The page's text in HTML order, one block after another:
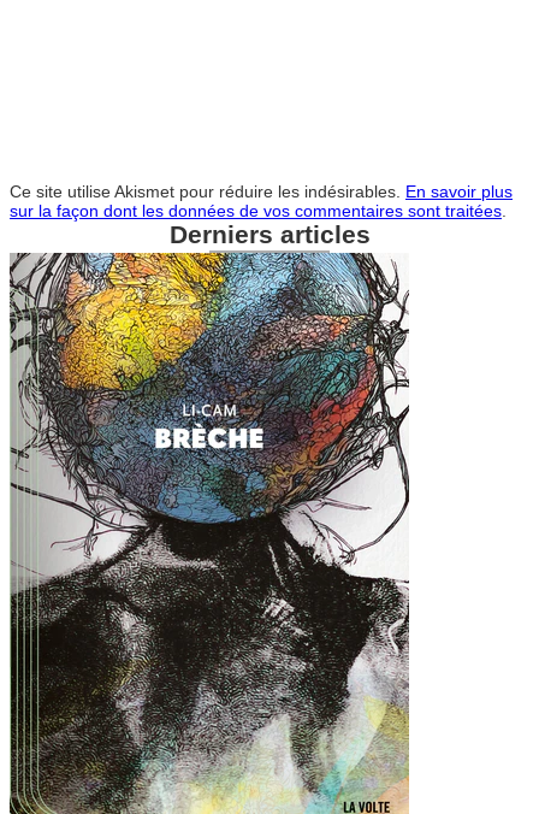
Ce site utilise Akismet pour réduire les indésirables. En savoir plus
sur la façon dont les données de vos commentaires sont traitées
Derniers articles